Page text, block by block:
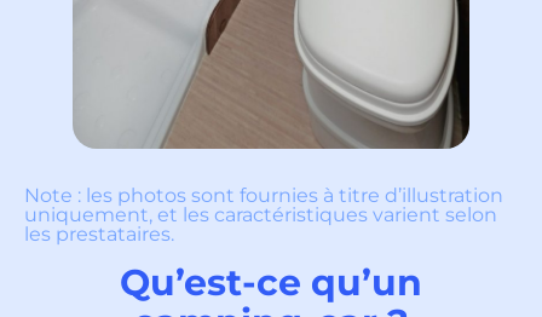
Note : les photos sont fournies à titre d’illustration
uniquement, et les caractéristiques varient selon
les prestataires.
Qu’est-ce qu’un